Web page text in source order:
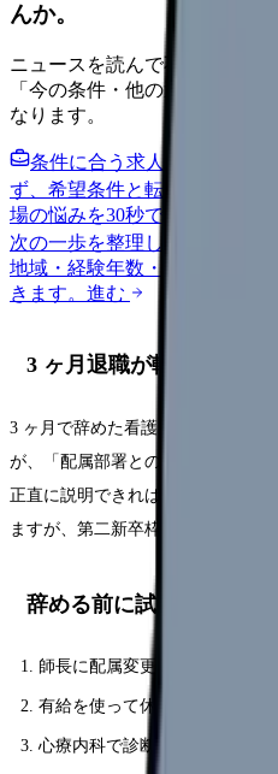
んか。
ニュースを読んで不安が強く
「今の条件・他の選択肢・相
なります。
条件に合う求人通知を受け取
ず、希望条件と転職時期を自
場の悩みを30秒で診断
辞める
次の一歩を整理します。
地域・経験年数・施設形態か
きます。 進む
3 ヶ月退職が転職市場で
3 ヶ月で辞めた看護師は次の就職
が、「配属部署とのミスマッチ」
正直に説明できれば採用する病院
ますが、第二新卒枠で十分戦えます.
辞める前に試したい 3 手
師長に配属変更を相談する
有給を使って休職する（使い切
心療内科で診断書を取り、人事